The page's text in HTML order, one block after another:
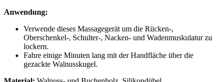
Anwendung:
Verwende dieses Massagegerät um die Rücken-,
Oberschenkel-, Schulter-, Nacken- und Wadenmuskulatur zu
lockern.
Fahre einige Minuten lang mit der Handfläche über die
gezackte Walnusskugel.